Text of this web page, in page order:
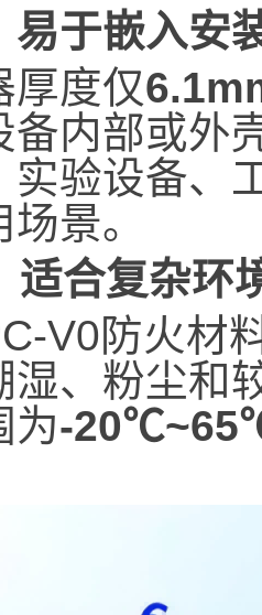
易于嵌入安
厚度仅
备内部或外
实验设备、
景。
适合复杂环
V0防火材
湿、粉尘和
为-